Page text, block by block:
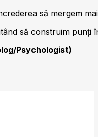
să mergem
să construim punți
Psychologist)